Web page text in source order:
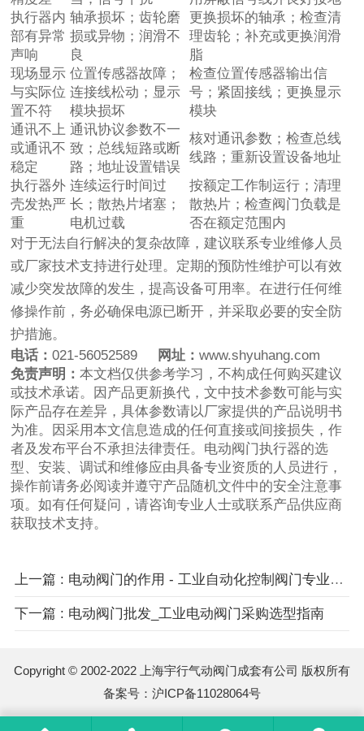
执行器内
部有异常
声响
轴承损坏；齿轮磨
损或异物；润滑不
良
更换损坏的轴承；检查清
理齿轮；补充或更换润滑
脂
现场显示
与实际位
置不符
位置传感器故障；
连接线松动；显示
模块损坏
检查位置传感器输出信
号；紧固接线；更换显示
模块
通讯不上
或通讯不
稳定
通讯协议参数不一
致；总线短路或断
路；地址设置错误
核对通讯参数；检查总线
线路；重新设置设备地址
执行器外
壳发热严
重
连续运行时间过
长；散热片堵塞；
电机过载
按额定工作制运行；清理
散热片；检查阀门负载是
否在额定范围内
对于无法自行解决的复杂故障，建议联系专业维修人员
或厂家技术支持进行处理。定期的预防性维护可以有效
减少突发故障的发生，提高设备可用率。在进行任何维
修操作前，务必确保电源已断开，并采取必要的安全防
护措施。
电话：021-56052589 网址：www.shyuhang.com
免责声明：本文档仅供参考学习，不构成任何购买建议
或技术承诺。因产品更新换代，文中技术参数可能与实
际产品存在差异，具体参数请以厂家提供的产品说明书
为准。因采用本文信息造成的任何直接或间接损失，作
者及发布平台不承担法律责任。电动阀门执行器的选
型、安装、调试和维修应由具备专业资质的人员进行，
操作前请务必阅读并遵守产品随机文件中的安全注意事
项。如有任何疑问，请咨询专业人士或联系产品供应商
获取技术支持。
上一篇 : 电动阀门的作用 - 工业自动化控制阀门专业解读
下一篇 : 电动阀门批发_工业电动阀门采购选型指南
Copyright © 2002-2022 上海宇行气动阀门成套有公司 版权所有
备案号： 沪ICP备11028064号